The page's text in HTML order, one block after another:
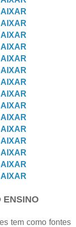
ENSINO
tem como fontes